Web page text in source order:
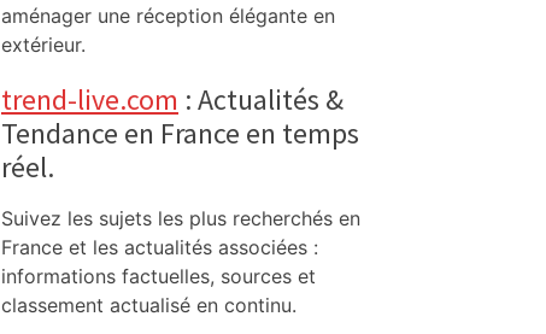
aménager une réception élégante en
extérieur.
trend-live.com : Actualités &
Tendance en France en temps
réel.
Suivez les sujets les plus recherchés en
France et les actualités associées :
informations factuelles, sources et
classement actualisé en continu.